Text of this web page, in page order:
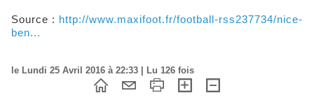
Source : http://www.maxifoot.fr/football-rss237734/nice-
ben...
le Lundi 25 Avril 2016 à 22:33 | Lu 126 fois